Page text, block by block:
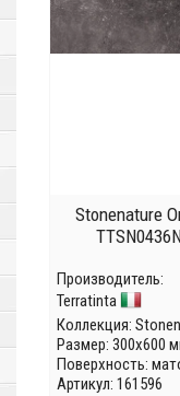
Stonenature
Производитель:
Terratinta
Коллекция:
Размер: 300x600
Поверхность:
Артикул: 161596